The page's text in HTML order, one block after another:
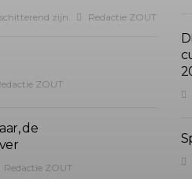
zijn Redactie ZOUT
ZOUT
de
Redactie ZOUT